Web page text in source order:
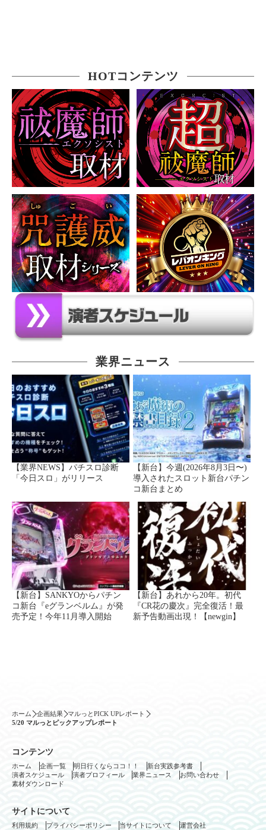
HOTコンテンツ
業界ニュース
【業界NEWS】パチスロ診断
「今日スロ」がリリース
【新台】今週(2026年8月3日〜)
導入されたスロット新台パチン
コ新台まとめ
【新台】SANKYOからパチン
コ新台『eグランベルム』が発
売予定！今年11月導入開始
【新台】あれから20年。初代
『CR花の慶次』完全復活！最
新予告動画出現！【newgin】
ホーム 企画結果
マルっとPICK UPレポート
5/20 マルっとピックアップレポート
コンテンツ
ホーム 企画一覧 明日行くならココ！！
新台実践参考書
演者スケジュール
演者プロフィール 業界ニュース
お問い合わせ
素材ダウンロード
サイトについて
利用規約 プライバシーポリシー 当サイトについて 運営会社